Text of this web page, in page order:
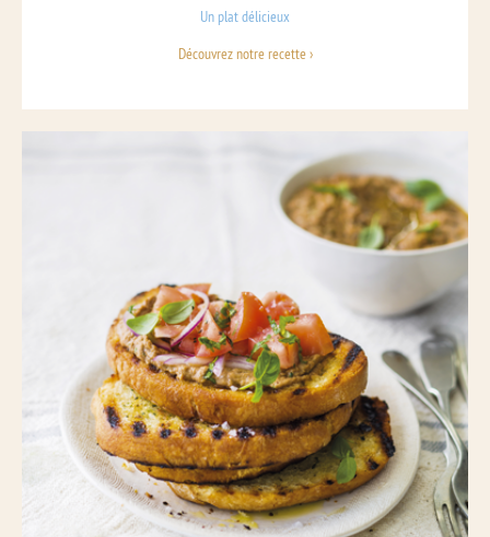
Un plat délicieux
Découvrez notre recette ›